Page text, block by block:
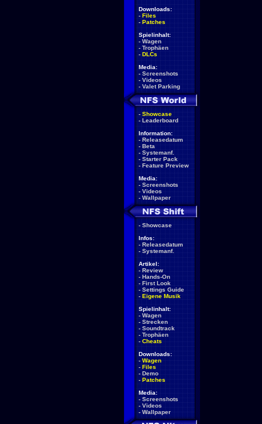
Downloads:
- Files
- Patches
Spielinhalt:
- Wagen
- Trophäen
- DLCs
Media:
- Screenshots
- Videos
- Valet Parking
- Showcase
- Leaderboard
Information:
- Releasedatum
- Beta
- Systemanf.
- Starter Pack
- Feature Preview
Media:
- Screenshots
- Videos
- Wallpaper
- Showcase
Infos:
- Releasedatum
- Systemanf.
Artikel:
- Review
- Hands-On
- First Look
- Settings Guide
- Eigene Musik
Spielinhalt:
- Wagen
- Strecken
- Soundtrack
- Trophäen
- Cheats
Downloads:
- Wagen
- Files
- Demo
- Patches
Media:
- Screenshots
- Videos
- Wallpaper